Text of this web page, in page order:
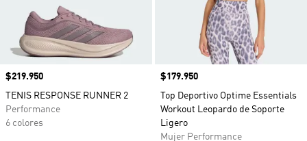
Precio
$219.950
TENIS RESPONSE RUNNER 2
Performance
6 colores
Precio
$179.950
Top Deportivo Optime Essentials
Workout Leopardo de Soporte
Ligero
Mujer Performance